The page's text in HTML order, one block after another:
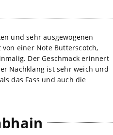
und sehr ausgewogenen
einer Note Butterscotch,
Der Geschmack erinnert
Nachklang ist sehr weich und
das Fass und auch die